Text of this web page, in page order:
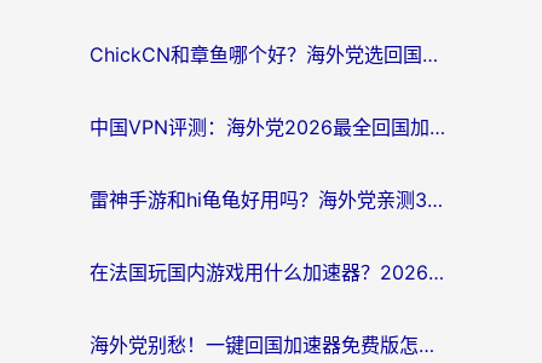
ChickCN和章鱼哪个好？海外党选回国加速器的3个关键维度 + 实用避坑指南
中国VPN评测：海外党2026最全回国加速器选择指南，告别地区限制不踩坑
雷神手游和hi龟龟好用吗？海外党亲测3款回国加速器，教你选对国外到国内加速器
在法国玩国内游戏用什么加速器？2026实测解决延迟卡顿的实用指南
海外党别愁！一键回国加速器免费版怎么选？从踩坑到流畅访问的全攻略